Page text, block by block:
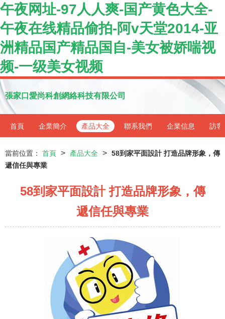
午夜网址-97人人爽-国产黄色大全-
午夜在线精品偷拍-阿v天堂2014-亚
洲精品国产精品国自-美女被娇喘视
频-一级美女视频
張家口愛尚科創網絡科技有限公司
首頁 企業簡介 產品大全 聯系我們 企業信息 訪客
當前位置： 首頁 > 產品大全 > 58到家平面設計 打造品牌形象，傳
遞信任與專業
58到家平面設計 打造品牌形象，傳
遞信任與專業